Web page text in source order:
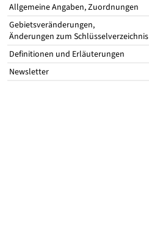
Allgemeine Angaben, Zuordnungen
Gebietsveränderungen,
Änderungen zum Schlüsselverzeichnis
Definitionen und Erläuterungen
Newsletter